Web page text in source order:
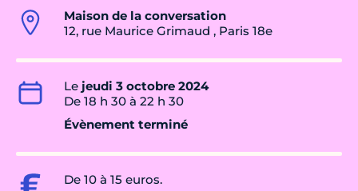
Maison de la conversation
12, rue Maurice Grimaud , Paris 18e
Le jeudi 3 octobre 2024
De 18 h 30 à 22 h 30
Évènement terminé
De 10 à 15 euros.